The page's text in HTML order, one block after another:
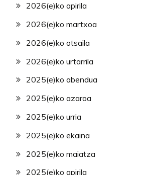
2026(e)ko apirila
2026(e)ko martxoa
2026(e)ko otsaila
2026(e)ko urtarrila
2025(e)ko abendua
2025(e)ko azaroa
2025(e)ko urria
2025(e)ko ekaina
2025(e)ko maiatza
2025(e)ko apirila